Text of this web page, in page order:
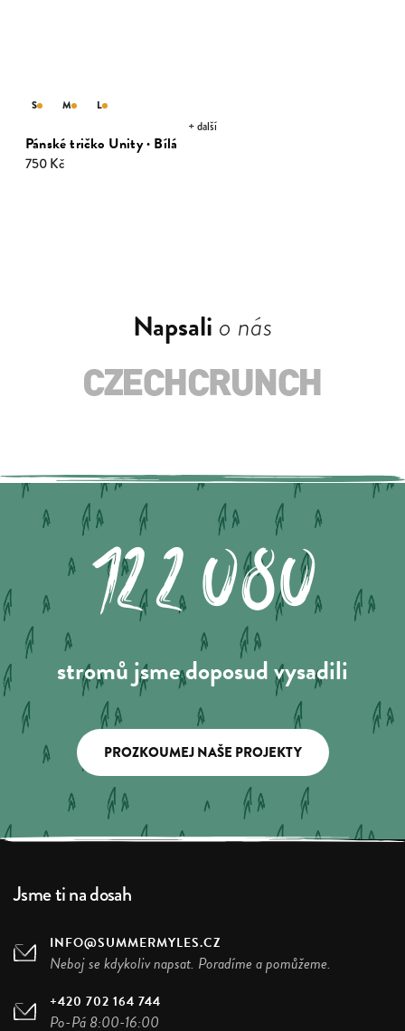
Pánské tričko Unity · Bílá
750 Kč
S M L
+ další
Napsali o nás
122.080
stromů jsme doposud vysadili
PROZKOUMEJ NAŠE PROJEKTY
Jsme ti na dosah
INFO@SUMMERMYLES.CZ
Neboj se kdykoliv napsat. Poradíme a pomůžeme.
+420 702 164 744
Po-Pá 8:00-16:00